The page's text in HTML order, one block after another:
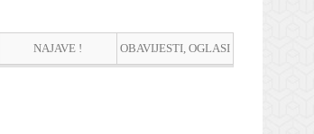
NAJAVE ! OBAVIJESTI, OGLASI